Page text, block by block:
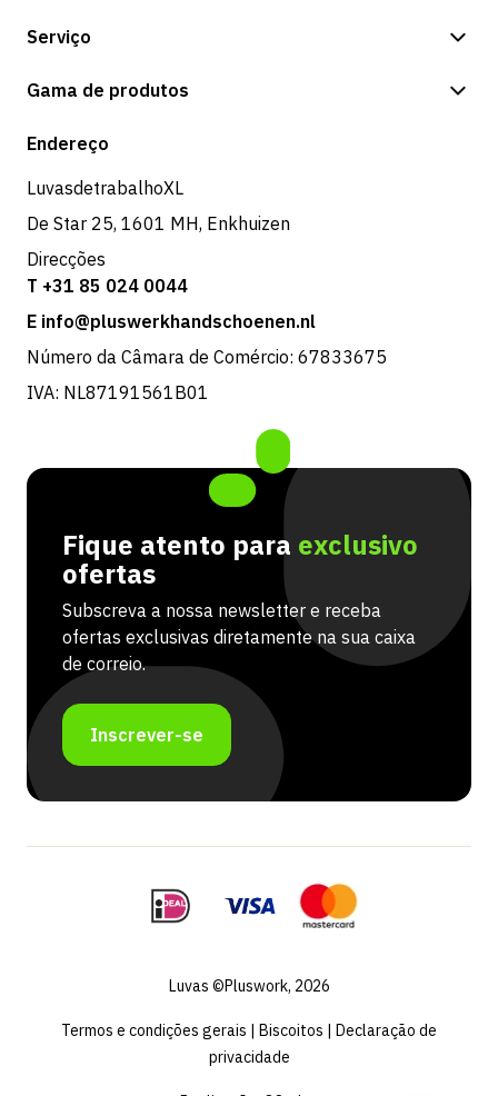
Serviço
Opções de pagamento
Devoluções e serviço
Gama de produtos
Loja
Endereço
LuvasdetrabalhoXL
De Star 25, 1601 MH, Enkhuizen
Direcções
T +31 85 024 0044
E info@pluswerkhandschoenen.nl
Número da Câmara de Comércio: 67833675
IVA: NL87191561B01
Fique atento para exclusivo
ofertas
Subscreva a nossa newsletter e receba
ofertas exclusivas diretamente na sua caixa
de correio.
Inscrever-se
Luvas ©Pluswork, 2026
Termos e condições gerais | Biscoitos | Declaração de
privacidade